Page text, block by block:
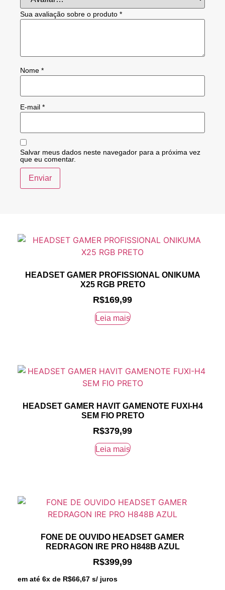
Sua avaliação sobre o produto *
Nome *
E-mail *
Salvar meus dados neste navegador para a próxima vez
que eu comentar.
HEADSET GAMER PROFISSIONAL ONIKUMA
X25 RGB PRETO
R$169,99
Leia mais
HEADSET GAMER HAVIT GAMENOTE FUXI-H4
SEM FIO PRETO
R$379,99
Leia mais
FONE DE OUVIDO HEADSET GAMER
REDRAGON IRE PRO H848B AZUL
R$399,99
em até 6x de R$66,67 s/ juros